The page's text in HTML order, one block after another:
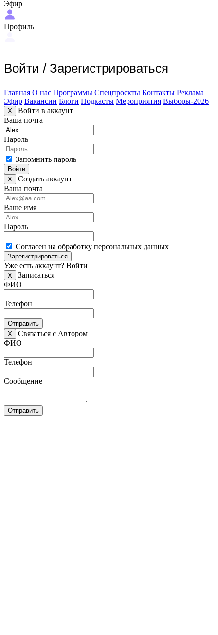
Эфир
Профиль
Войти / Зарегистрироваться
Главная О нас Программы Спецпроекты Контакты Реклама
Эфир Вакансии Блоги Подкасты Мероприятия Выборы-2026
X
Войти в аккаунт
Ваша почта
Пароль
Запомнить пароль
Войти
X
Создать аккаунт
Ваша почта
Ваше имя
Пароль
Согласен на обработку персональных данных
Зарегистрироваться
Уже есть аккаунт? Войти
X
Записаться
ФИО
Телефон
Отправить
X
Связаться с Автором
ФИО
Телефон
Сообщение
Отправить